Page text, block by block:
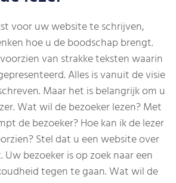
voor uw website te schrijven,
hoe u de boodschap brengt.
van strakke teksten waarin
Alles is vanuit de visie
Maar het is belangrijk om u
Wat wil de bezoeker lezen? Met
de bezoeker? Hoe kan ik de lezer
Stel dat u een website over
bezoeker is op zoek naar een
tegen te gaan. Wat wil de